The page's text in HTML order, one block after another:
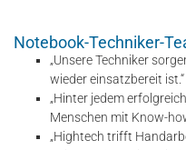
Notebook-Techniker-
„Unsere Techniker
wieder einsatzbereit ist.“
„Hinter jedem
Menschen mit Know-
„Hightech trifft